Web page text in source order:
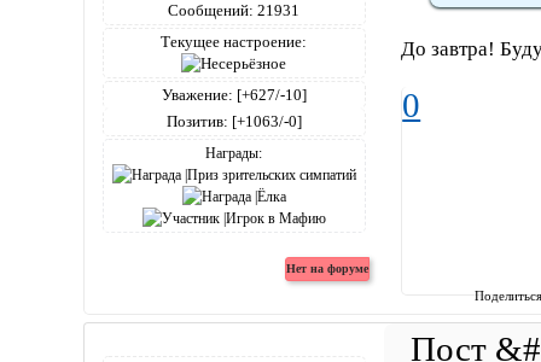
Сообщений: 21931
Текущее настроение:
Уважение: [+627/-10]
Позитив: [+1063/-0]
Награды:
До завтра!
0